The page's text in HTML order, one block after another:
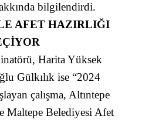
bilgilendirdi.
AFET HAZIRLIĞI
Harita Yüksek
Gülkılık ise “2024
çalışma, Altıntepe
Maltepe Belediyesi Afet